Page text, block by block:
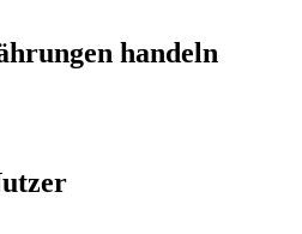
handeln